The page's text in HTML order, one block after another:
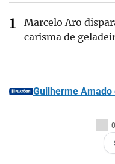
Marcelo Aro
carisma de
Guilherme Amado